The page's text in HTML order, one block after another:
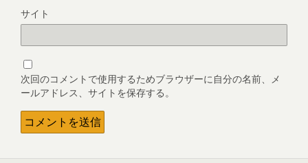
サイト
次回のコメントで使用するためブラウザーに自分の名前、メ
ールアドレス、サイトを保存する。